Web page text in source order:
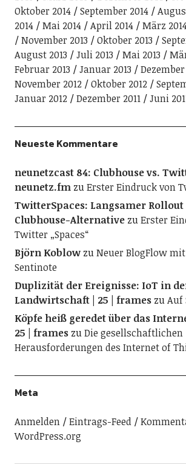
Oktober 2014
September 2014
2014
Mai 2014 April 2014 März
November 2013
Oktober 2013
August 2013
Juli 2013 Mai 2013
Februar 2013
Januar 2013
Dezember
November 2012
Oktober 2012
Januar 2012
Dezember 2011 Juni
Neueste Kommentare
neunetzcast 84: Clubhouse vs.
neunetz.fmzuErster Eindruck von
TwitterSpaces: Langsamer Rollout
Clubhouse-AlternativezuErster
Twitter „Spaces“
Björn KoblowzuNeuer BlogFlow
Sentinote
Duplizität der Ereignisse: IoT in
Landwirtschaft | 25 | frameszuAuf
Köpfe heiß geredet über das
25 | frameszuDie gesellschaftlichen
Herausforderungen des Internet of
Meta
Anmelden Eintrags-Feed
WordPress.org